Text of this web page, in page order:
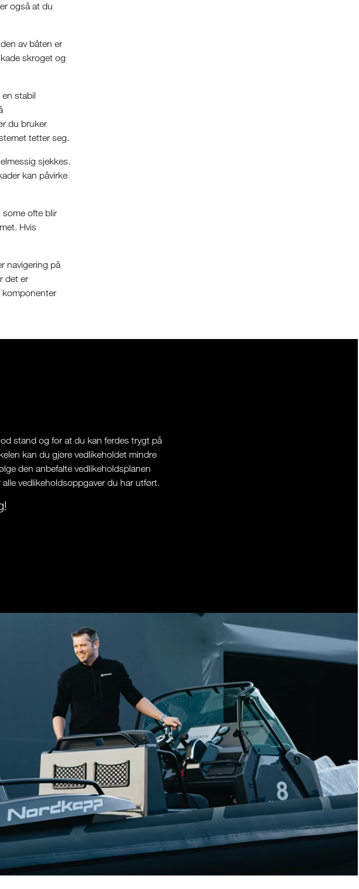
også at du
av båten er
skroget og
stabil
du bruker
tetter seg.
sjekkes.
kan påvirke
ofte blir
Hvis
navigering på
det er
komponenter
stand og for at du kan ferdes trygt på
kan du gjøre vedlikeholdet mindre
den anbefalte vedlikeholdsplanen
vedlikeholdsoppgaver du har utført.